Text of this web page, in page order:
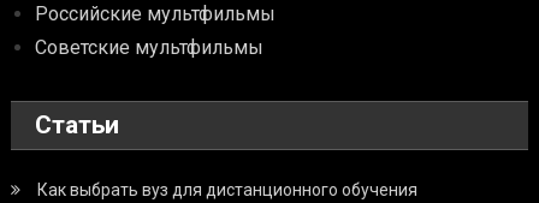
Российские мультфильмы
Советские мультфильмы
Статьи
Как выбрать вуз для дистанционного обучения